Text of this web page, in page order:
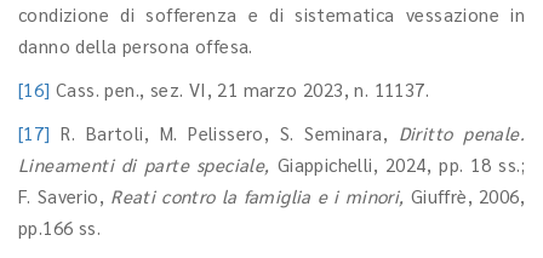
condizione di sofferenza e di sistematica vessazione in
danno della persona offesa.
[16] Cass. pen., sez. VI, 21 marzo 2023, n. 11137.
[17] R. Bartoli, M. Pelissero, S. Seminara, Diritto penale.
Lineamenti di parte speciale, Giappichelli, 2024, pp. 18 ss.;
F. Saverio, Reati contro la famiglia e i minori, Giuffrè, 2006,
pp.166 ss.